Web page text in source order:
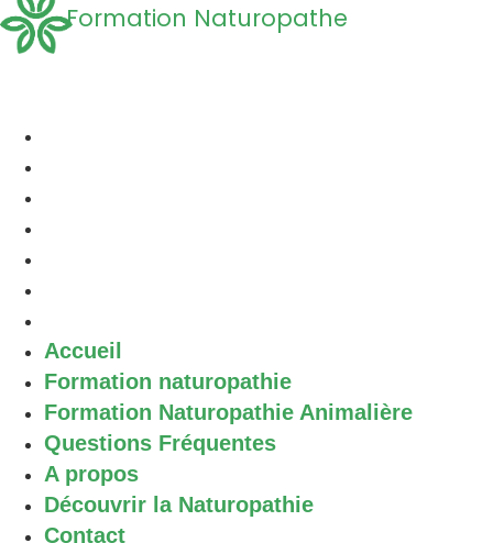
Formation Naturopathe
Accueil
Formation naturopathie
Formation Naturopathie Animalière
Questions Fréquentes
A propos
Découvrir la Naturopathie
Contact